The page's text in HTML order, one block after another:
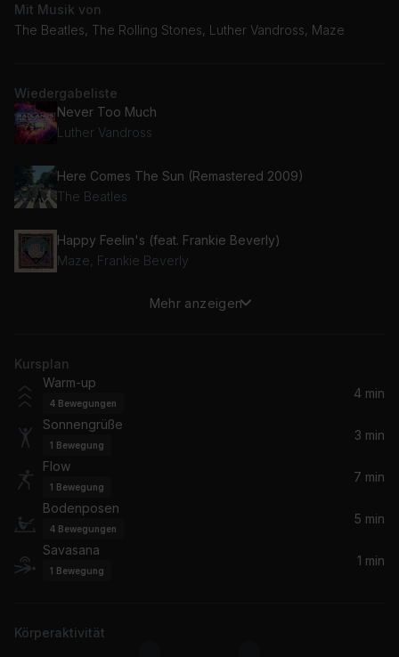
Mit Musik von
The Beatles, The Rolling Stones, Luther Vandross, Maze
Wiedergabeliste
Never Too Much
Luther Vandross
Here Comes The Sun (Remastered 2009)
The Beatles
Happy Feelin's (feat. Frankie Beverly)
Maze, Frankie Beverly
Wild Horses (2009 Mix)
Running Up That Hill (A Deal With God)
Miro Mas
Mehr anzeigen
Kursplan
Warm-up
4 Bewegungen
4 min
Sonnengrüße
1 Bewegung
3 min
Flow
1 Bewegung
7 min
Bodenposen
4 Bewegungen
5 min
Savasana
1 Bewegung
1 min
Körperaktivität